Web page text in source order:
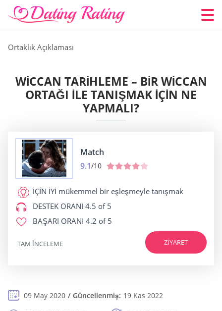
Ortaklık Açıklaması
WICCAN TARIHLEME – BIR WICCAN
ORTAĞI ILE TANIŞMAK IÇIN NE
YAPMALI?
Match
9.1/10
İÇİN İYİ mükemmel bir eşleşmeyle tanışmak
DESTEK ORANI 4.5 of 5
BAŞARI ORANI 4.2 of 5
ZIYARET
TAM INCELEME
09 May 2020 Güncellenmiş: 19 Kas 2022